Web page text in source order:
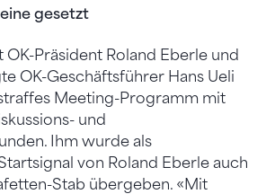
gesetzt
OK-Präsident Roland Eberle und
OK-Geschäftsführer Hans Ueli
Meeting-Programm mit
und
Ihm wurde als
von Roland Eberle auch
Stab übergeben. «Mit